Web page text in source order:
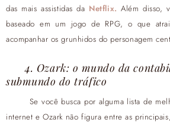
das mais assistidas da Netflix. Além disso,
baseado em um jogo de RPG, o que
acompanhar os grunhidos do personagem
4. Ozark: o mundo da
submundo do tráfico
Se você busca por alguma lista de
internet e Ozark não figura entre as